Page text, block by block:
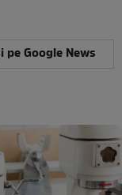
Google News